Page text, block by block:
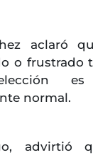
aclaró
o frustrado
es
normal.
advirtió